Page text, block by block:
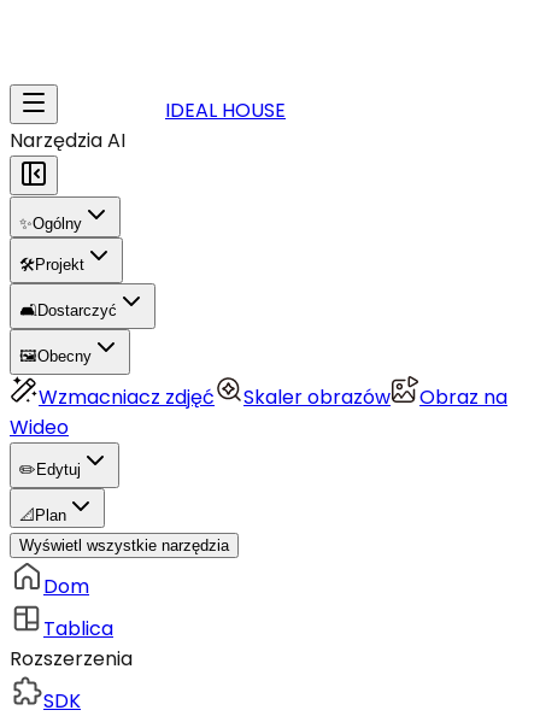
IDEAL HOUSE
Narzędzia AI
✨Ogólny
🛠️Projekt
🛋️Dostarczyć
🖼️Obecny
Wzmacniacz zdjęć Skaler obrazów
Obraz na
Wideo
✏️ Edytuj
📐 Plan
Wyświetl wszystkie narzędzia
Dom
Tablica
Rozszerzenia
SDK